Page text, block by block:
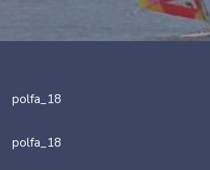
polfa_18
polfa_18